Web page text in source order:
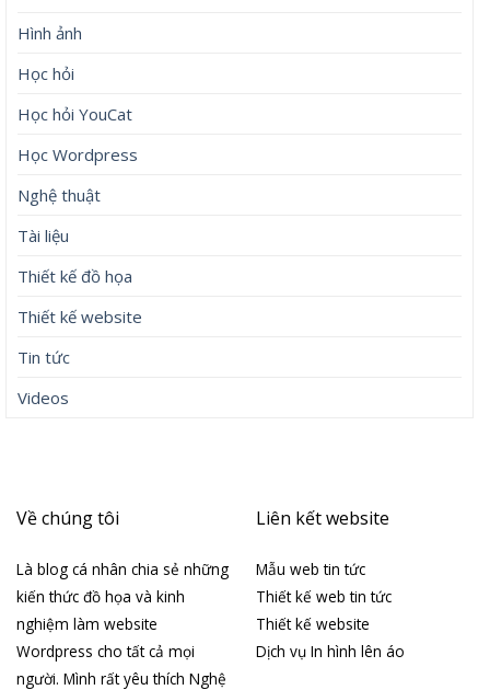
Hình ảnh
Học hỏi
Học hỏi YouCat
Học Wordpress
Nghệ thuật
Tài liệu
Thiết kế đồ họa
Thiết kế website
Tin tức
Videos
Về chúng tôi
Là blog cá nhân chia sẻ những
kiến thức đồ họa và kinh
nghiệm làm website
Wordpress cho tất cả mọi
người. Mình rất yêu thích Nghệ
Liên kết website
Mẫu web tin tức
Thiết kế web tin tức
Thiết kế website
Dịch vụ In hình lên áo